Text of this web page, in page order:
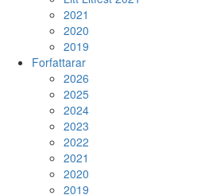
2021
2020
2019
Forfattarar
2026
2025
2024
2023
2022
2021
2020
2019